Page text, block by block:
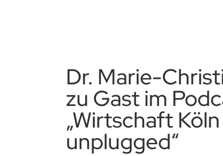
Dr. Marie-
zu Gast im
„Wirtschaft Köln
unplugged“